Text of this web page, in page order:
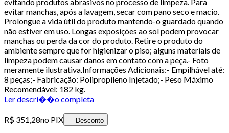
evitar manchas, após a lavagem, secar com pano seco e macio.
Prolongue a vida útil do produto mantendo-o guardado quando
não estiver em uso. Longas exposições ao sol podem provocar
manchas ou perda da cor do produto. Retire o produto do
ambiente sempre que for higienizar o piso; alguns materiais de
limpeza podem causar danos em contato com a peça.- Foto
meramente ilustrativa.Informações Adicionais:- Empilhável até:
8 peças;- Fabricação: Polipropileno Injetado;- Peso Máximo
Recomendável: 182 kg.
Ler descri��o completa
R$ 351,28no PIX Desconto